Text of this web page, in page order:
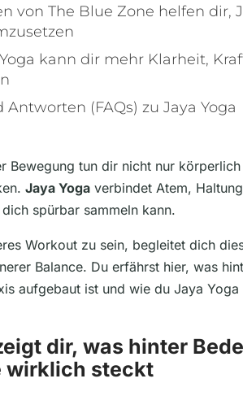
von The Blue Zone helfen dir,
kann dir mehr Klarheit,
Antworten (FAQs) zu Jaya Yoga
Bewegung tun dir nicht nur
Jaya Yoga verbindet Atem,
spürbar sammeln kann.
Workout zu sein, begleitet dich
Balance. Du erfährst hier, was
aufgebaut ist und wie du Jaya
dir, was hinter
wirklich steckt